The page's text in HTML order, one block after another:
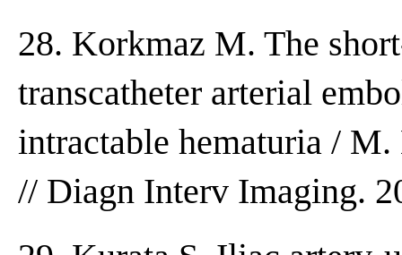
28. Korkmaz M. The
transcatheter arterial
intractable hematuria /
// Diagn Interv Imaging.